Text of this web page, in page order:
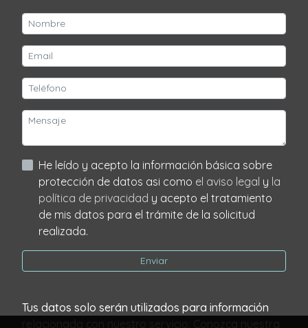
He leído y acepto la información básica sobre
protección de datos asi como el aviso legal y la
política de privacidad y acepto el tratamiento
de mis datos para el trámite de la solicitud
realizada.
Enviar
Tus datos solo serán utilizados para información